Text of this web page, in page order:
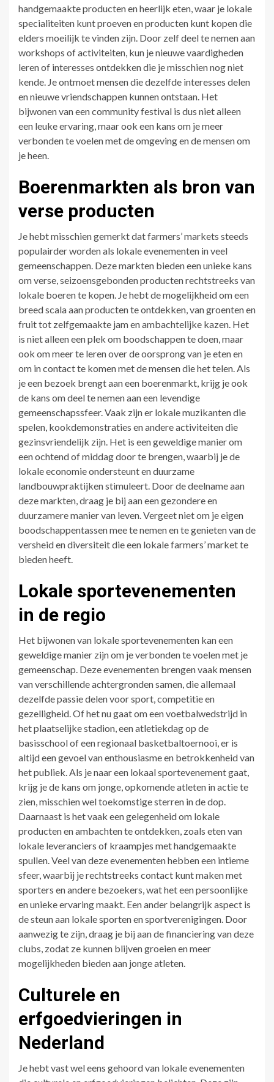
handgemaakte producten en heerlijk eten, waar je lokale
specialiteiten kunt proeven en producten kunt kopen die
elders moeilijk te vinden zijn. Door zelf deel te nemen aan
workshops of activiteiten, kun je nieuwe vaardigheden
leren of interesses ontdekken die je misschien nog niet
kende. Je ontmoet mensen die dezelfde interesses delen
en nieuwe vriendschappen kunnen ontstaan. Het
bijwonen van een community festival is dus niet alleen
een leuke ervaring, maar ook een kans om je meer
verbonden te voelen met de omgeving en de mensen om
je heen.
Boerenmarkten als bron van
verse producten
Je hebt misschien gemerkt dat farmers’ markets steeds
populairder worden als lokale evenementen in veel
gemeenschappen. Deze markten bieden een unieke kans
om verse, seizoensgebonden producten rechtstreeks van
lokale boeren te kopen. Je hebt de mogelijkheid om een
breed scala aan producten te ontdekken, van groenten en
fruit tot zelfgemaakte jam en ambachtelijke kazen. Het
is niet alleen een plek om boodschappen te doen, maar
ook om meer te leren over de oorsprong van je eten en
om in contact te komen met de mensen die het telen. Als
je een bezoek brengt aan een boerenmarkt, krijg je ook
de kans om deel te nemen aan een levendige
gemeenschapssfeer. Vaak zijn er lokale muzikanten die
spelen, kookdemonstraties en andere activiteiten die
gezinsvriendelijk zijn. Het is een geweldige manier om
een ochtend of middag door te brengen, waarbij je de
lokale economie ondersteunt en duurzame
landbouwpraktijken stimuleert. Door de deelname aan
deze markten, draag je bij aan een gezondere en
duurzamere manier van leven. Vergeet niet om je eigen
boodschappentassen mee te nemen en te genieten van de
versheid en diversiteit die een lokale farmers’ market te
bieden heeft.
Lokale sportevenementen
in de regio
Het bijwonen van lokale sportevenementen kan een
geweldige manier zijn om je verbonden te voelen met je
gemeenschap. Deze evenementen brengen vaak mensen
van verschillende achtergronden samen, die allemaal
dezelfde passie delen voor sport, competitie en
gezelligheid. Of het nu gaat om een voetbalwedstrijd in
het plaatselijke stadion, een atletiekdag op de
basisschool of een regionaal basketbaltoernooi, er is
altijd een gevoel van enthousiasme en betrokkenheid van
het publiek. Als je naar een lokaal sportevenement gaat,
krijg je de kans om jonge, opkomende atleten in actie te
zien, misschien wel toekomstige sterren in de dop.
Daarnaast is het vaak een gelegenheid om lokale
producten en ambachten te ontdekken, zoals eten van
lokale leveranciers of kraampjes met handgemaakte
spullen. Veel van deze evenementen hebben een intieme
sfeer, waarbij je rechtstreeks contact kunt maken met
sporters en andere bezoekers, wat het een persoonlijke
en unieke ervaring maakt. Een ander belangrijk aspect is
de steun aan lokale sporten en sportverenigingen. Door
aanwezig te zijn, draag je bij aan de financiering van deze
clubs, zodat ze kunnen blijven groeien en meer
mogelijkheden bieden aan jonge atleten.
Culturele en
erfgoedvieringen in
Nederland
Je hebt vast wel eens gehoord van lokale evenementen